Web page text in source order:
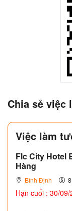
Chia sẻ việc
Việc làm
Flc City Hotel
Hàng
Bình Định
Hạn cuối : 30/